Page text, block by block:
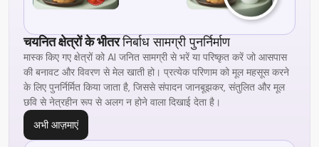
चयनित क्षेत्रों के भीतरनिर्बाध सामग्री पुनर्निर्माण
मास्क किए गए क्षेत्रों को AI जनित सामग्री से भरें या परिष्कृत करें जो आसपास
की बनावट और विवरण से मेल खाती हो। प्रत्येक परिणाम को मूल महसूस करने
के लिए पुनर्निर्मित किया जाता है, जिससे संपादन जानबूझकर, संतुलित और मूल
छवि से नेत्रहीन रूप से अलग न होने वाला दिखाई देता है।
अभी आज़माएं